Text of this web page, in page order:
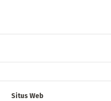
Situs Web